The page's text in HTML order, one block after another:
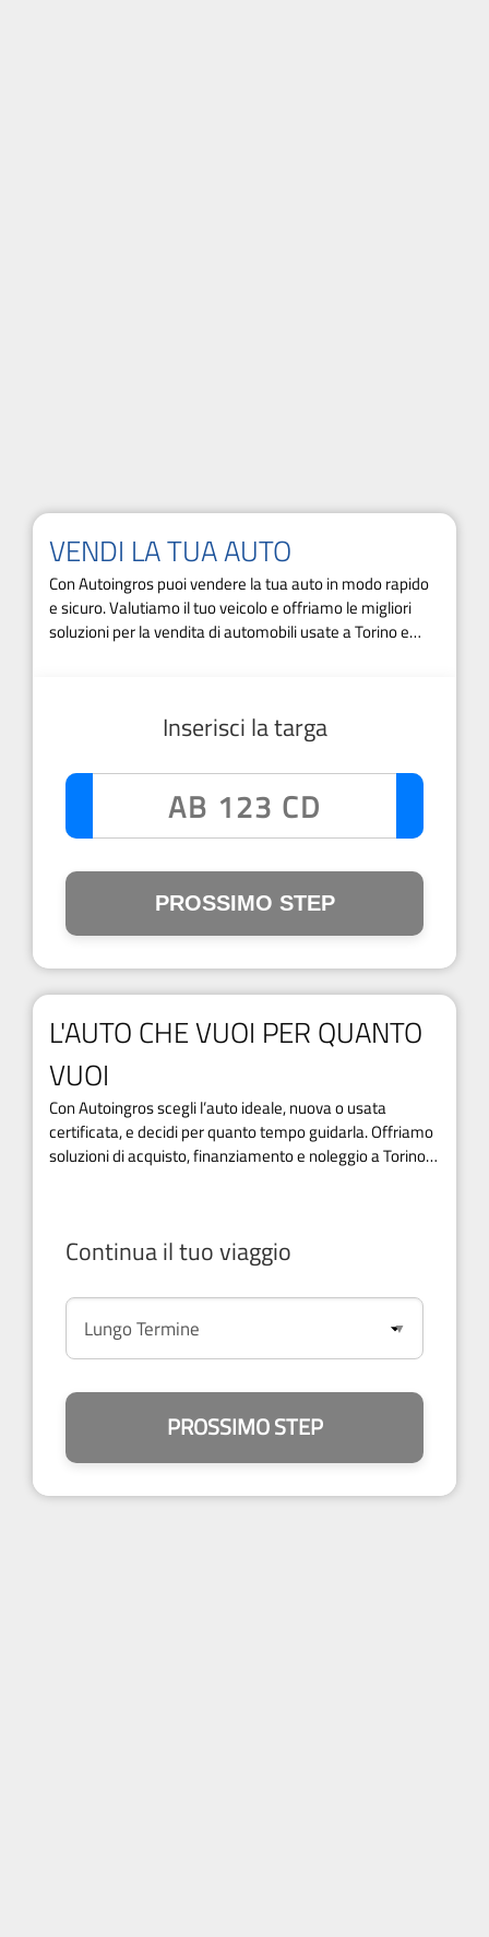
VENDI LA TUA AUTO
Con Autoingros puoi vendere la tua auto in modo rapido
e sicuro. Valutiamo il tuo veicolo e offriamo le migliori
soluzioni per la vendita di automobili usate a Torino e
Inserisci la targa
PROSSIMO STEP
L'AUTO CHE VUOI PER QUANTO
VUOI
Con Autoingros scegli l’auto ideale, nuova o usata
certificata, e decidi per quanto tempo guidarla. Offriamo
soluzioni di acquisto, finanziamento e noleggio a Torino e
Continua il tuo viaggio
PROSSIMO STEP